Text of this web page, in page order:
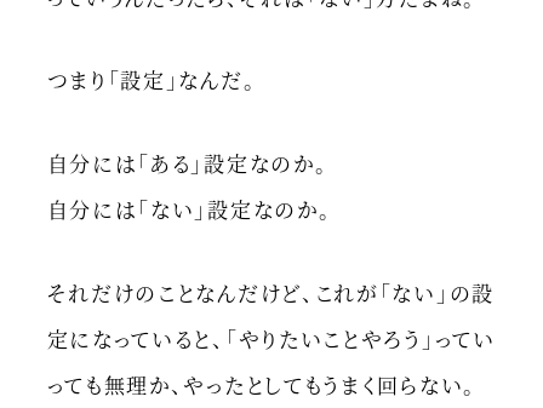
つまり「設定」なんだ。
自分には「ある」設定なのか。
自分には「ない」設定なのか。
それだけのことなんだけど、これが「ない」の設
定になっていると、「やりたいことやろう」ってい
っても無理か、やったとしてもうまく回らない。